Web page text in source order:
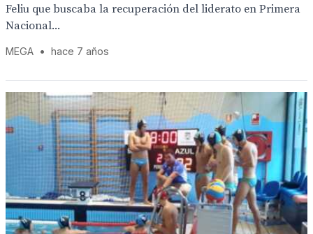
Feliu que buscaba la recuperación del liderato en Primera
Nacional...
MEGA • hace 7 años